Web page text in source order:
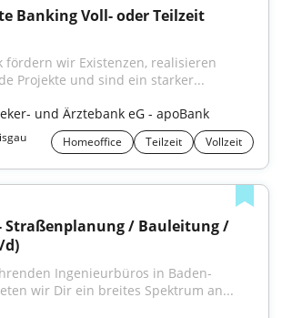
Banking Voll- oder Teilzeit
fördern wir Existenzen, realisieren
Projekte und sind ein starker...
und Ärztebank eG - apoBank
Homeoffice Teilzeit Vollzeit
Straßenplanung / Bauleitung /
d)
Ingenieurbüros in Baden-
wir Dir ein breites Spektrum an...